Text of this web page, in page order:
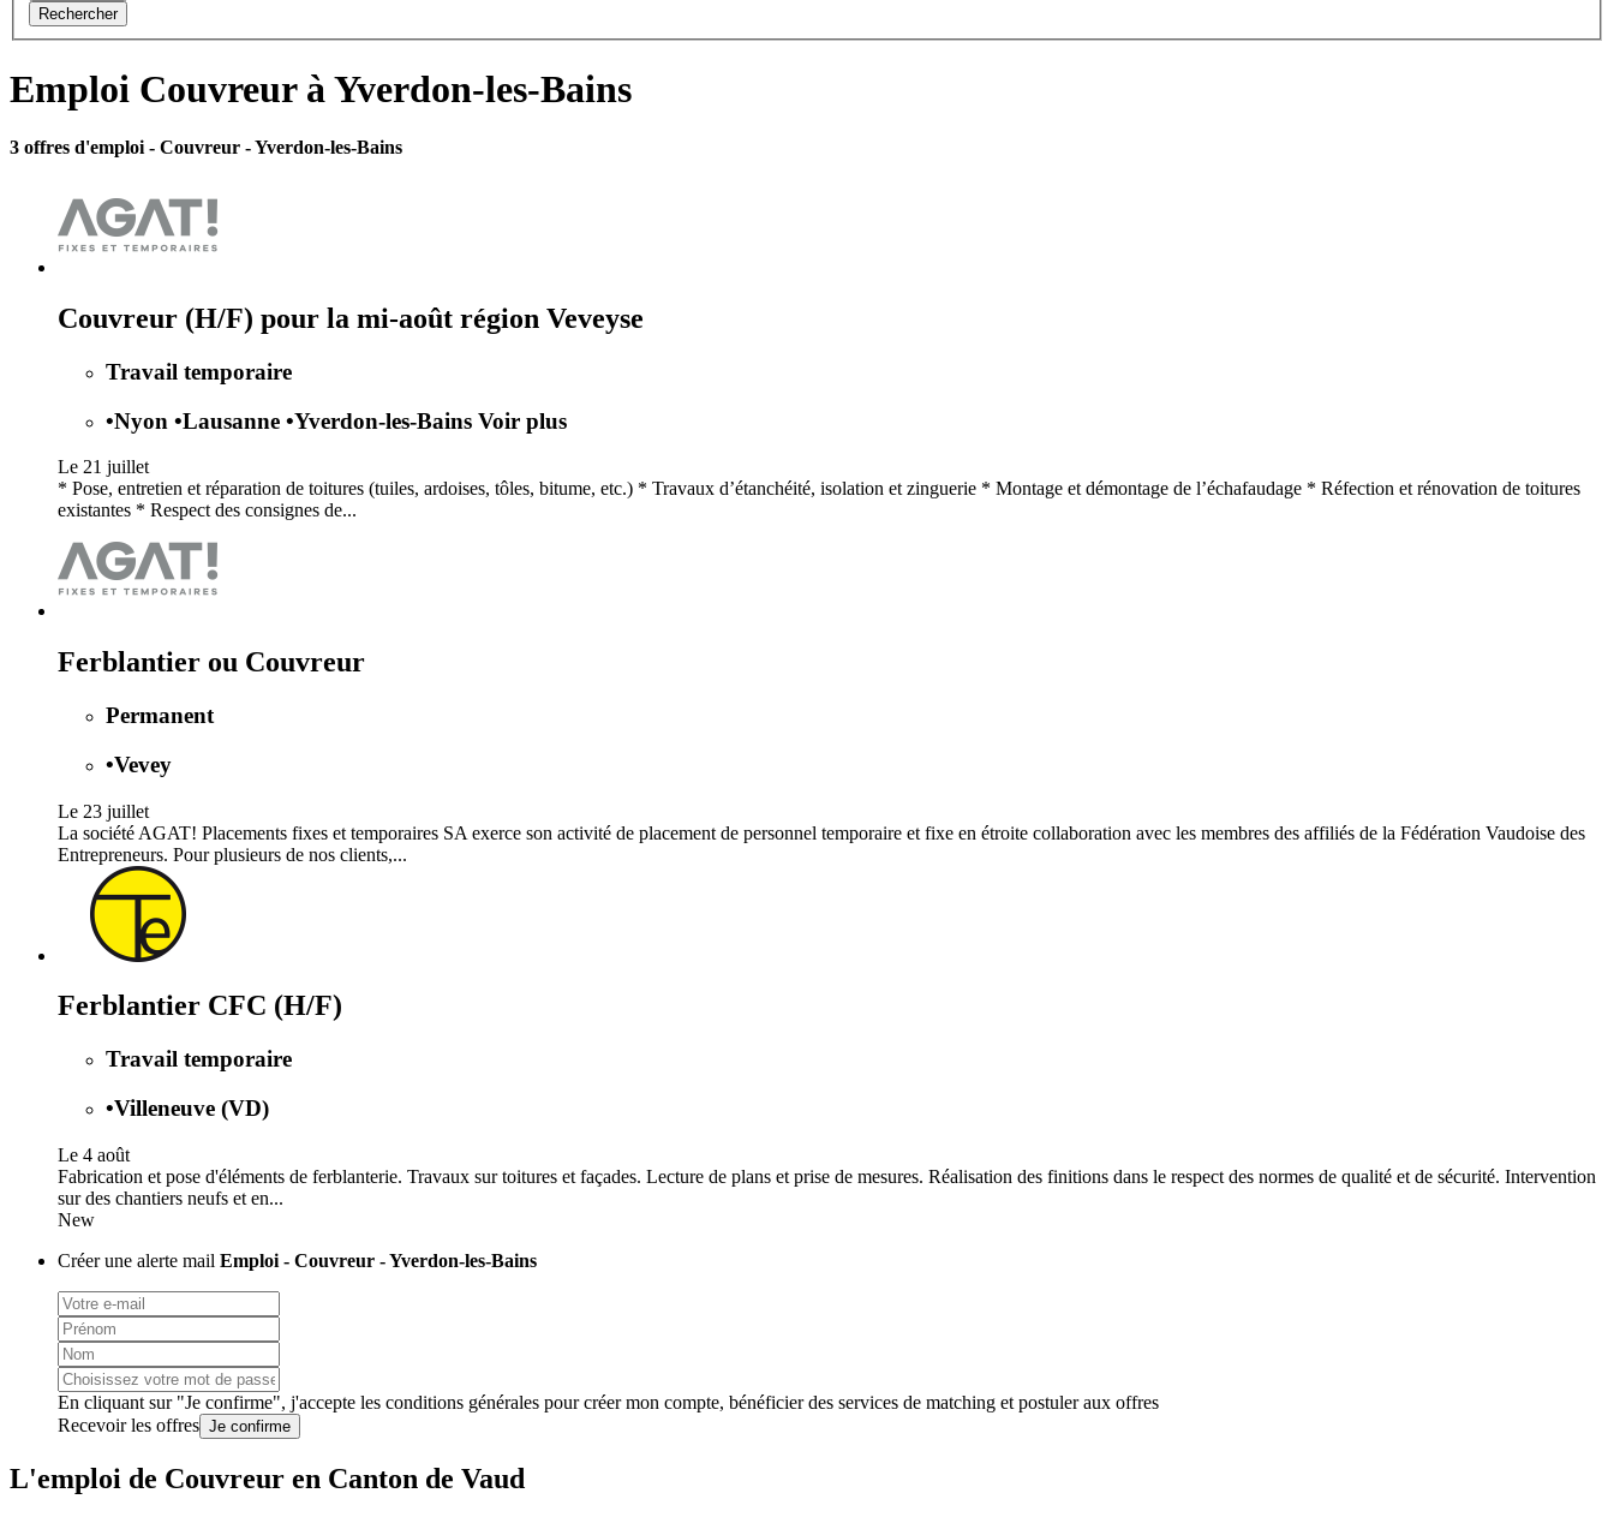
Rechercher
Emploi Couvreur à Yverdon-les-Bains
3 offres d'emploi - Couvreur - Yverdon-les-Bains
Couvreur (H/F) pour la mi-août région Veveyse
Travail temporaire
•Nyon •Lausanne •Yverdon-les-Bains Voir plus
Le 21 juillet
* Pose, entretien et réparation de toitures (tuiles, ardoises, tôles, bitume, etc.) * Travaux d’étanchéité, isolation et zinguerie * Montage et démontage de l’échafaudage * Réfection et rénovation de toitures
existantes * Respect des consignes de...
Ferblantier ou Couvreur
Permanent
•Vevey
Le 23 juillet
La société AGAT! Placements fixes et temporaires SA exerce son activité de placement de personnel temporaire et fixe en étroite collaboration avec les membres des affiliés de la Fédération Vaudoise des
Entrepreneurs. Pour plusieurs de nos clients,...
Ferblantier CFC (H/F)
Travail temporaire
•Villeneuve (VD)
Le 4 août
Fabrication et pose d'éléments de ferblanterie. Travaux sur toitures et façades. Lecture de plans et prise de mesures. Réalisation des finitions dans le respect des normes de qualité et de sécurité. Intervention
sur des chantiers neufs et en...
New
Créer une alerte mail Emploi - Couvreur - Yverdon-les-Bains
En cliquant sur "Je confirme", j'accepte les conditions générales pour créer mon compte, bénéficier des services de matching et postuler aux offres
Recevoir les offres Je confirme
L'emploi de Couvreur en Canton de Vaud